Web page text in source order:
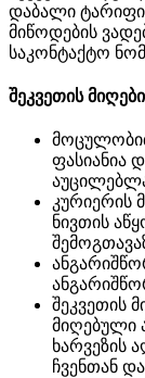
დაბალი
მიწოდების
საკონტაქტო
შეკვეთის
ფასიანია
კურიერის
ნივთის
შეკვეთის
მიღებული
ხარვეზის
ჩვენთან